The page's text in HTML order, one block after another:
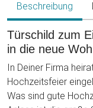
Beschreibung
Türschild zum
in die neue
In Deiner Firma
Hochzeitsfeier
Was sind gute